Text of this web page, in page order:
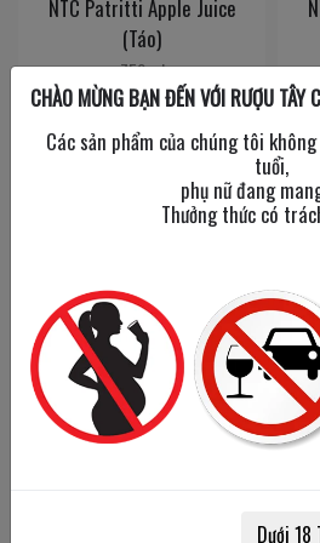
NTC Patritti Apple Juice
(Táo)
750 ml
130,000đ
NTC Patritti Golden
CHÀO MỪNG BẠN ĐẾN VỚI RƯỢU TÂY
Các sản phẩm của chúng tôi
tuổi,
phụ nữ đang
Thưởng thức có
Dưới 18